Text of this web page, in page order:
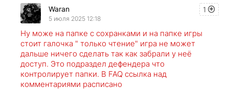
1
Waran
5 июля 2025 12:18
Ну може на папке с сохранками и на папке игры
стоит галочка " только чтение" игра не может
дальше ничего сделать так как забрали у неё
доступ. Это подраздел дефендера что
контролирует папки. В FAQ ссылка над
комментариями расписано